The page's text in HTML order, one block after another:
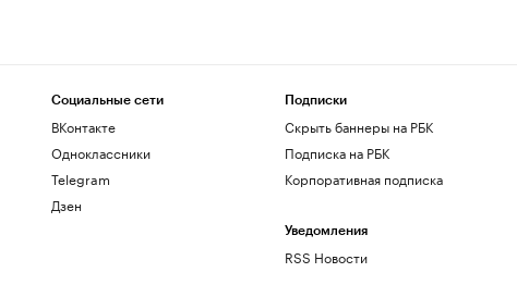
Социальные сети
ВКонтакте
Одноклассники
Telegram
Дзен
Подписки
Скрыть баннеры на РБК
Подписка на РБК
Корпоративная подписка
Уведомления
RSS Новости